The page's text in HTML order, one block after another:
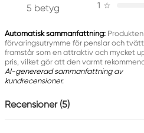
www.panduro.com
5 betyg
1 ☆
Automatisk sammanfattning:
förvaringsutrymme för penslar och
framstår som en attraktiv och mycket
pris, vilket gör att den varmt
AI-genererad sammanfattning av
kundrecensioner.
Recensioner (5)